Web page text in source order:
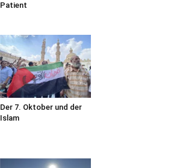
Patient
Der 7. Oktober und der
Islam